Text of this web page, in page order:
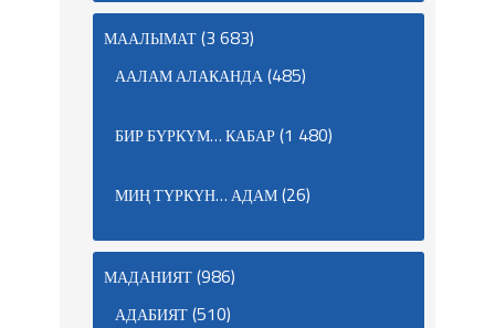
МААЛЫМАТ(3 683)
ААЛАМ АЛАКАНДА(485)
БИР БҮРКҮМ… КАБАР(1 480)
МИҢ ТҮРКҮН… АДАМ(26)
МАДАНИЯТ(986)
АДАБИЯТ(510)